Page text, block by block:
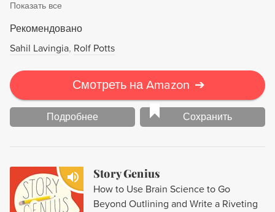
важное, нарушающее порядок вещей, перейти к
преодолению препятствий, довести дело до кризиса,
единственно верный шаг и начинает действовать, а
затем либо победа, либо… окончательное поражение –
каждый волен выбирать свой финал. Книга
представляет собой учебник для сценаристов, но,
несомненно, будет полезна специалистам по связям с
общественностью, маркетологам и всем, кто хотел бы
Показать все
Рекомендовано
Sahil Lavingia Rolf Potts
Смотреть на Amazon ➔
Подробнее Сохранить
Story Genius
How to Use Brain Science to Go
Beyond Outlining and Write a Riveting